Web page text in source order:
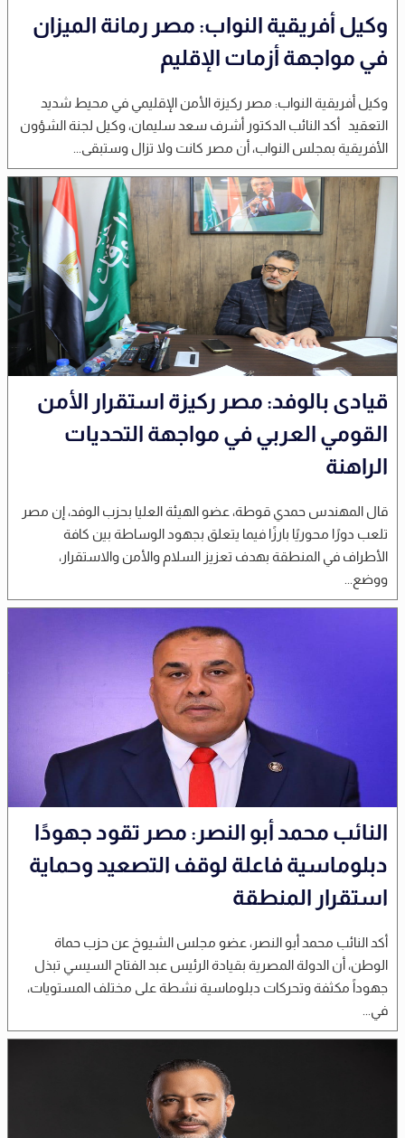
وكيل أفريقية النواب: مصر رمانة الميزان
في مواجهة أزمات الإقليم
وكيل أفريقية النواب: مصر ركيزة الأمن الإقليمي في محيط شديد
التعقيد أكد النائب الدكتور أشرف سعد سليمان، وكيل لجنة الشؤون
الأفريقية بمجلس النواب، أن مصر كانت ولا تزال وستبقى...
قيادى بالوفد: مصر ركيزة استقرار الأمن
القومي العربي في مواجهة التحديات
الراهنة
قال المهندس حمدي قوطة، عضو الهيئة العليا بحزب الوفد، إن مصر
تلعب دورًا محوريًا بارزًا فيما يتعلق بجهود الوساطة بين كافة
الأطراف في المنطقة بهدف تعزيز السلام والأمن والاستقرار،
ووضع...
النائب محمد أبو النصر: مصر تقود جهودًا
دبلوماسية فاعلة لوقف التصعيد وحماية
استقرار المنطقة
أكد النائب محمد أبو النصر، عضو مجلس الشيوخ عن حزب حماة
الوطن، أن الدولة المصرية بقيادة الرئيس عبد الفتاح السيسي تبذل
جهوداً مكثفة وتحركات دبلوماسية نشطة على مختلف المستويات،
في...